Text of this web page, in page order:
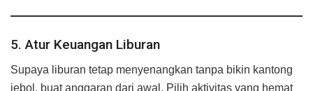
5. Atur Keuangan Liburan
Supaya liburan tetap menyenangkan tanpa bikin kantong
jebol, buat anggaran dari awal. Pilih aktivitas yang hemat